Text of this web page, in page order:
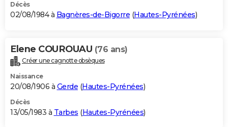
Décès
02/08/1984 à Bagnères-de-Bigorre (Hautes-Pyrénées)
Elene COUROUAU (76 ans)
Créer une cagnotte obsèques
Naissance
20/08/1906 à Gerde (Hautes-Pyrénées)
Décès
13/05/1983 à Tarbes (Hautes-Pyrénées)